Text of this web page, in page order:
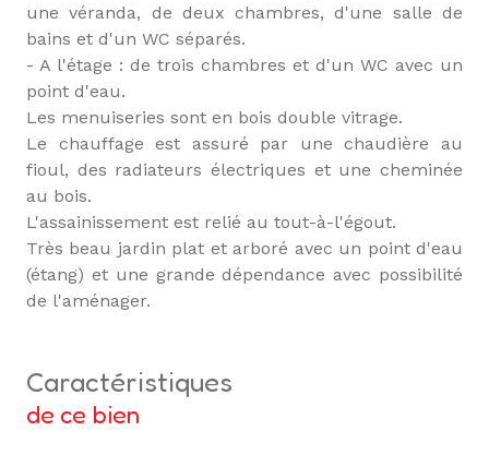
une véranda, de deux chambres, d'une salle de
bains et d'un WC séparés.
- A l'étage : de trois chambres et d'un WC avec un
point d'eau.
Les menuiseries sont en bois double vitrage.
Le chauffage est assuré par une chaudière au
fioul, des radiateurs électriques et une cheminée
au bois.
L'assainissement est relié au tout-à-l'égout.
Très beau jardin plat et arboré avec un point d'eau
(étang) et une grande dépendance avec possibilité
de l'aménager.
caractéristiques
de ce bien